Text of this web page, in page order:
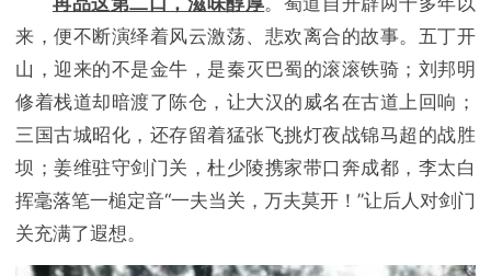
来，便不断演绎着风云激荡、悲欢离合的故事。五丁开
山，迎来的不是金牛，是秦灭巴蜀的滚滚铁骑；刘邦明
修着栈道却暗渡了陈仓，让大汉的威名在古道上回响；
三国古城昭化，还存留着猛张飞挑灯夜战锦马超的战胜
坝；姜维驻守剑门关，杜少陵携家带口奔成都，李太白
挥毫落笔一槌定音“一夫当关，万夫莫开！”让后人对剑门
关充满了遐想。